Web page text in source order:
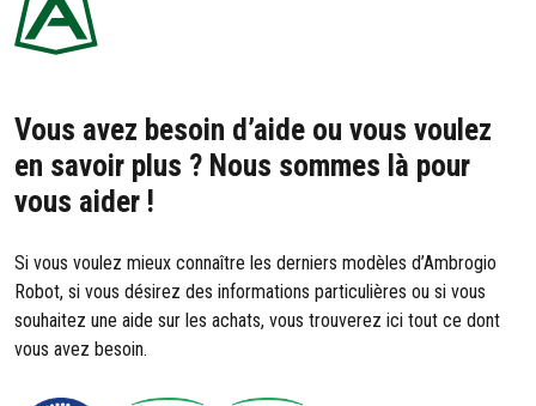
Vous avez besoin d’aide ou vous voulez
en savoir plus ? Nous sommes là pour
vous aider !
Si vous voulez mieux connaître les derniers modèles d’Ambrogio
Robot, si vous désirez des informations particulières ou si vous
souhaitez une aide sur les achats, vous trouverez ici tout ce dont
vous avez besoin.